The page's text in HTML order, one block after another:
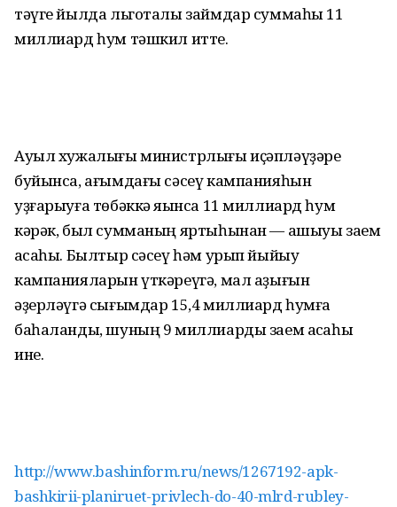
тәүге йылда льготалы займдар суммаһы 11
миллиард һум тәшкил итте.
Ауыл хужалығы министрлығы иҫәпләүҙәре
буйынса, ағымдағы сәсеү кампанияһын
уҙғарыуға төбәккә яҡынса 11 миллиард һум
кәрәк, был сумманың яртыһынан — ашыуы заем
аҡсаһы. Былтыр сәсеү һәм урып йыйыу
кампанияларын үткәреүгә, мал аҙығын
әҙерләүгә сығымдар 15,4 миллиард һумға
баһаланды, шуның 9 миллиарды заем аҡсаһы
ине.
http://www.bashinform.ru/news/1267192-apk-
bashkirii-planiruet-privlech-do-40-mlrd-rubley-